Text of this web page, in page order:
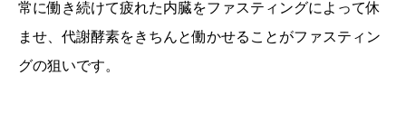
常に働き続けて疲れた内臓をファスティングによって休
ませ、代謝酵素をきちんと働かせることがファスティン
グの狙いです。